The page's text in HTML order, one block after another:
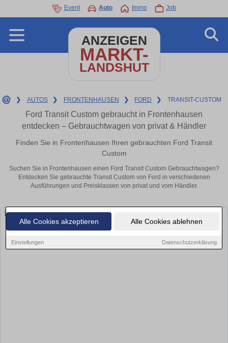
Alle Cookies akzeptieren Alle Cookies ablehnen
Einstellungen Datenschutzerklärung
Event Auto Immo Job
ANZEIGEN
MARKT-
LANDSHUT
❯ AUTOS ❯ FRONTENHAUSEN ❯ FORD ❯ TRANSIT-CUSTOM
Ford Transit Custom gebraucht in Frontenhausen
entdecken – Gebrauchtwagen von privat & Händler
Finden Sie in Frontenhausen Ihren gebrauchten Ford Transit
Custom
Suchen Sie in Frontenhausen einen Ford Transit Custom Gebrauchtwagen?
Entdecken Sie gebrauchte Transit Custom von Ford in verschiedenen
Ausführungen und Preisklassen von privat und vom Händler.